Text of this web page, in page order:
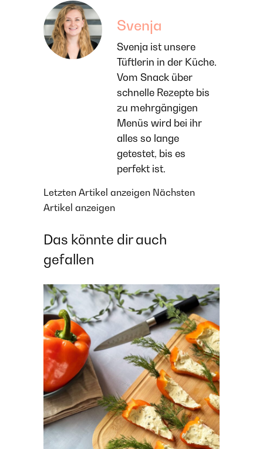
Svenja
Svenja ist unsere
Tüftlerin in der Küche.
Vom Snack über
schnelle Rezepte bis
zu mehrgängigen
Menüs wird bei ihr
alles so lange
getestet, bis es
perfekt ist.
Letzten Artikel anzeigen Nächsten
Artikel anzeigen
Das könnte dir auch
gefallen